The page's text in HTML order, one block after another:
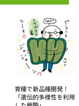
育種で新品種開発！
「遺伝的多様性を利用